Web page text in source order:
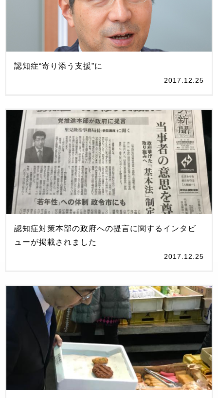
認知症“寄り添う支援”に
2017.12.25
認知症対策本部の政府への提言に関するインタビ
ューが掲載されました
2017.12.25